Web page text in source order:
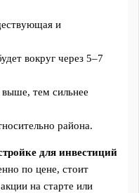
и
вокруг через 5–7
выше, тем сильнее
района.
для инвестиций
по цене, стоит
на старте или